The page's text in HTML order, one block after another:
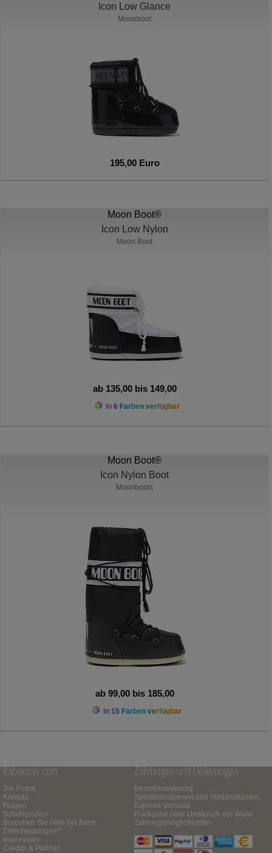
Icon Low Glance
Moonboot
195,00 Euro
Moon Boot®
Icon Low Nylon
Moon Boot
ab 135,00 bis 149,00
In 6 Farben verfügbar
Moon Boot®
Icon Nylon Boot
Moonboots
ab 99,00 bis 185,00
In 15 Farben verfügbar
Rabanser.com
Die Firma
Kontakt
Fragen
Schuhgrößen
Brauchen Sie Hilfe bei Ihren
Entscheidungen?
Impressum
Credits & Partner
Zahlungen und Lieferungen
Bestellanweisung
Speditionsspesen und Versandkosten
Express Versand
Rückgabe oder Umtausch der Ware
Zahlungsmöglichkeiten